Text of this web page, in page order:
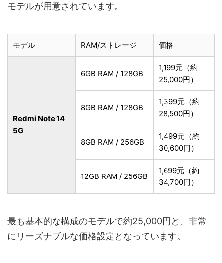
モデルが用意されています。
モデル RAM/ストレージ 価格
Redmi Note 14
5G
6GB RAM / 128GB
1,199元（約
25,000円）
8GB RAM / 128GB
1,399元（約
28,500円）
8GB RAM / 256GB
1,499元（約
30,600円）
12GB RAM / 256GB
1,699元（約
34,700円）
最も基本的な構成のモデルで約25,000円と、非常
にリーズナブルな価格設定となっています。